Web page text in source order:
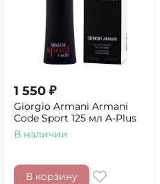
1 550 ₽
Giorgio Armani Armani
Code Sport 125 мл A-Plus
В наличии
В корзину